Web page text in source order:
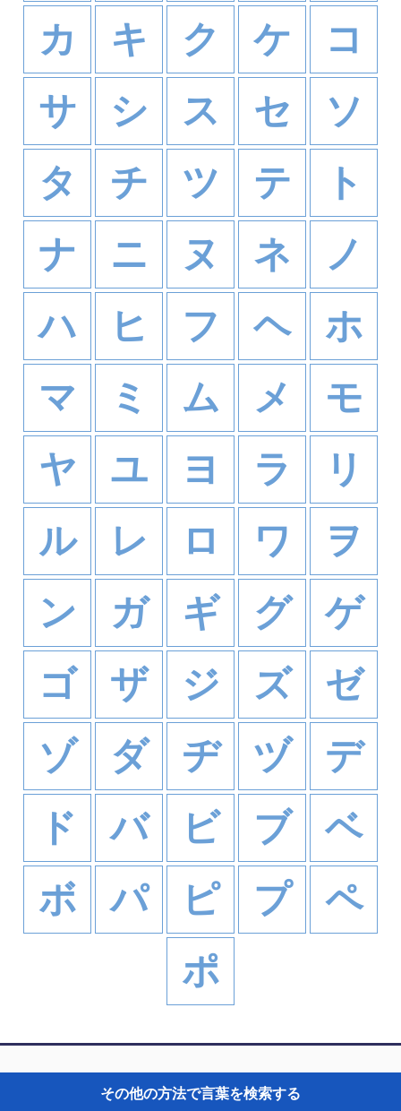
カ
キ ク ケ
コ
サ
シ ス セ
ソ
タ
チ ツ テ
ト
ナ
ニ ヌ ネ
ノ
ハ
ヒ フ ヘ
ホ
マ
ミ ム メ
モ
ヤ
ユ ヨ ラ
リ
ル
レ ロ ワ
ヲ
ン
ガ ギ グ
ゲ
ゴ
ザ ジ ズ
ゼ
ゾ
ダ ヂ ヅ
デ
ド
バ ビ ブ
ベ
ボ
パ ピ プ
ペ
ポ
その他の方法で言葉を検索する